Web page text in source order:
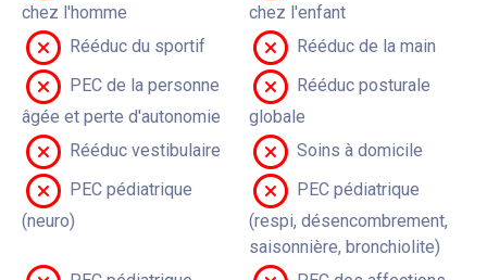
chez l'homme
chez l'enfant
Rééduc du sportif
Rééduc de la main
PEC de la personne
âgée et perte d'autonomie
Rééduc posturale
globale
Rééduc vestibulaire
Soins à domicile
PEC pédiatrique
(neuro)
PEC pédiatrique
(respi, désencombrement,
saisonnière, bronchiolite)